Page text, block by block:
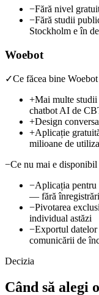
−Fără nivel
−Fără studii
Stockholm e în
Woebot
✓Ce făcea bine Woebot
+Mai multe
chatbot AI de
+Design
+Aplicație
milioane de
−Ce nu mai e disponibil
−Aplicația pentru
— fără
−Pivotarea
individual astăzi
−Exportul datelor
comunicării de
Decizia
Când să alegi